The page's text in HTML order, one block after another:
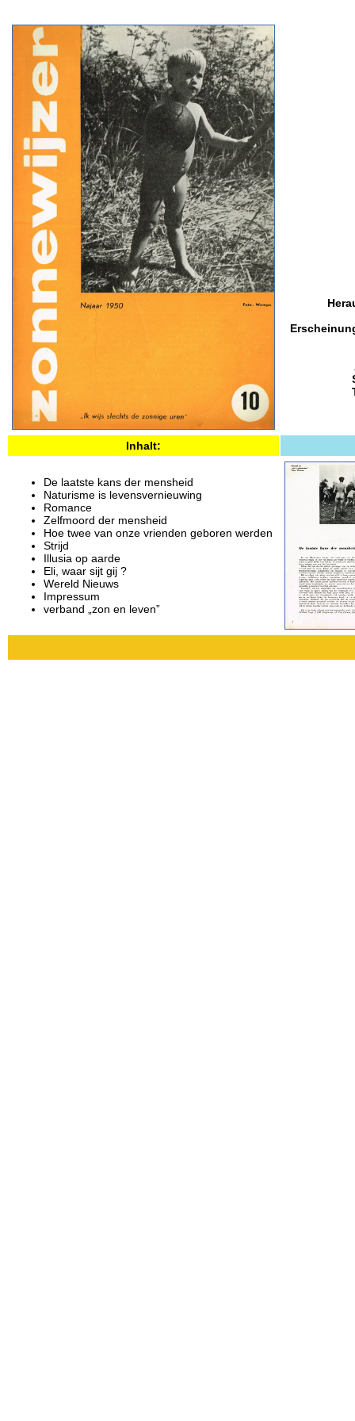
Inhalt:
De laatste kans der mensheid
Naturisme is levensvernieuwing
Romance
Zelfmoord der mensheid
Hoe twee van onze vrienden geboren werden
Strijd
Illusia op aarde
Eli, waar sijt gij ?
Wereld Nieuws
Impressum
verband „zon en leven”